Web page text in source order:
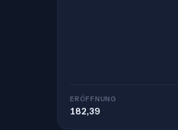
ERÖFFNUNG
182,39